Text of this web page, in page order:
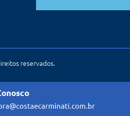
reservados.